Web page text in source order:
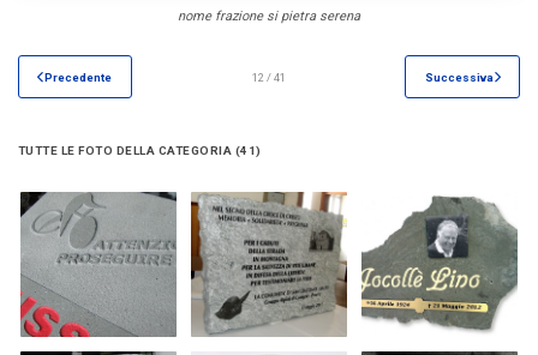
nome frazione si pietra serena
Precedente 12 / 41 Successiva
TUTTE LE FOTO DELLA CATEGORIA (41)